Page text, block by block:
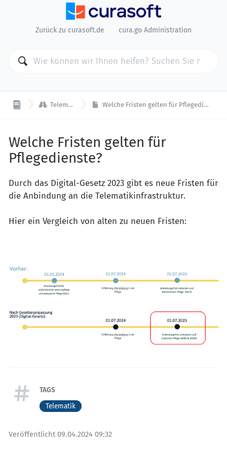
Zurück zu curasoft.de cura.go Administration
 Telematik Welche Fristen gelten für Pflegedienste?
Welche Fristen gelten für
Pflegedienste?
Durch das Digital-Gesetz 2023 gibt es neue Fristen für
die Anbindung an die Telematikinfrastruktur.
Hier ein Vergleich von alten zu neuen Fristen:
TAGS
Telematik
Veröffentlicht 09.04.2024 09:32